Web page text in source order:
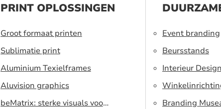
PRINT OPLOSSINGEN
Groot formaat printen
Sublimatie print
Aluminium Texielframes
Aluvision graphics
beMatrix: sterke visuals voor
Event branding
Beursstands
Interieur Design
Branding